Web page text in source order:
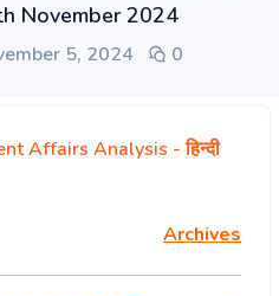
November 2024
5, 2024 0
Affairs Analysis - हिन्दी
Archives